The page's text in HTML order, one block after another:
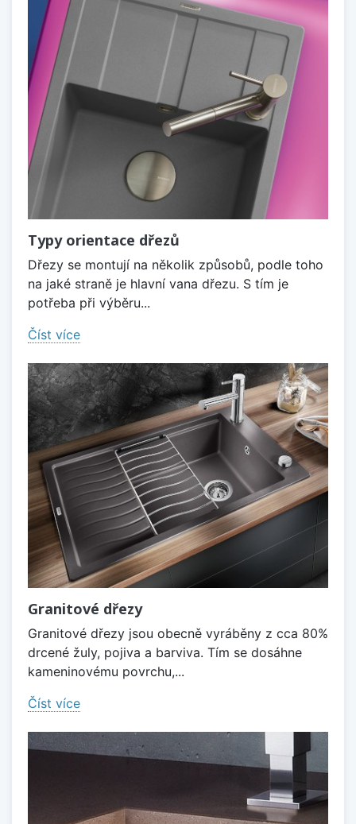
Typy orientace dřezů
Dřezy se montují na několik způsobů, podle toho
na jaké straně je hlavní vana dřezu. S tím je
potřeba při výběru...
Číst více
Granitové dřezy
Granitové dřezy jsou obecně vyráběny z cca 80%
drcené žuly, pojiva a barviva. Tím se dosáhne
kameninovému povrchu,...
Číst více